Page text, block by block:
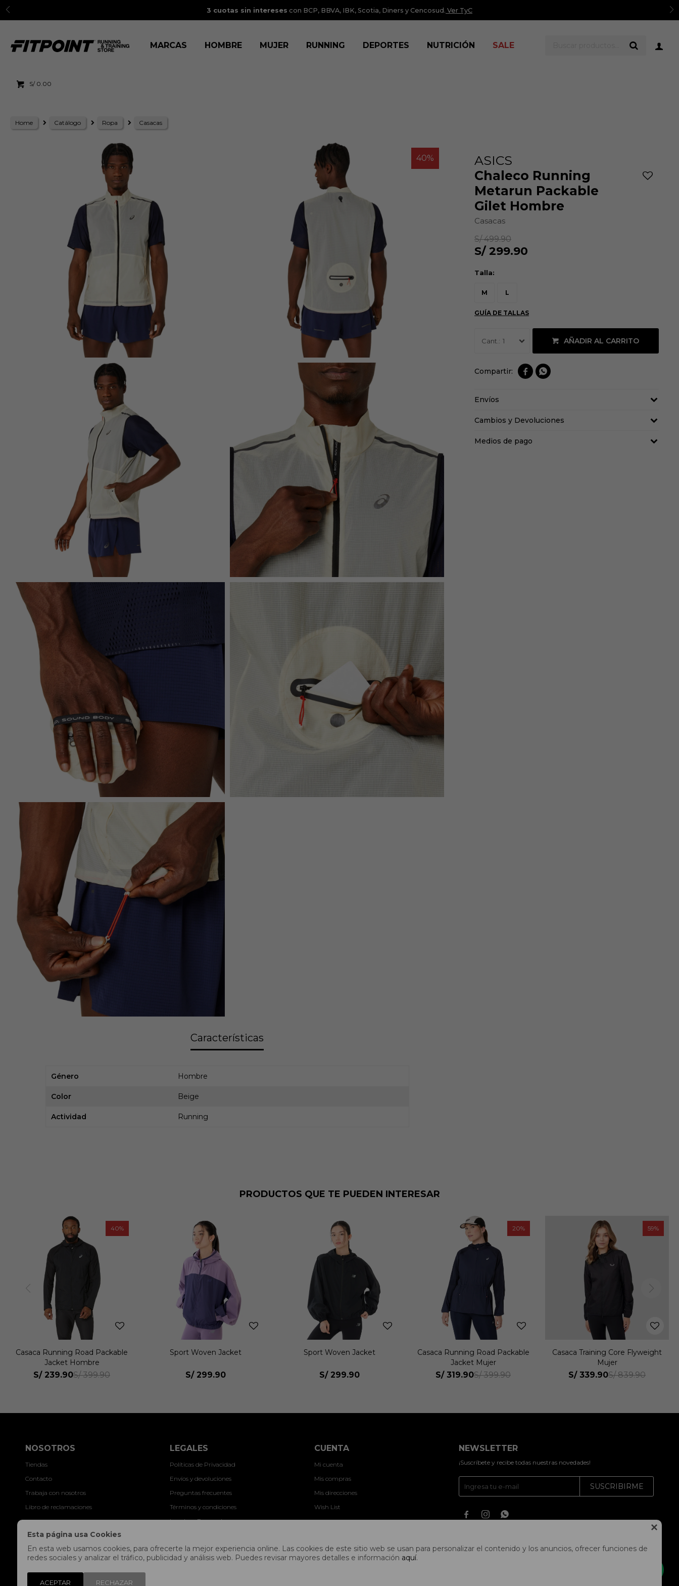

Esta página usa Cookies
En esta web usamos cookies, para ofrecerte la mejor experiencia online. Las cookies de este sitio web se usan para personalizar el contenido y los anuncios, ofrecer funciones de
redes sociales y analizar el tráfico, publicidad y análisis web. Puedes revisar mayores detalles e información aquí.
ACEPTAR RECHAZAR
3 cuotas sin intereses con BCP, BBVA, IBK, Scotia, Diners y Cencosud. Ver TyC
MARCAS HOMBRE MUJER RUNNING DEPORTES NUTRICIÓN SALE
S/ 0.00
Home Catálogo Ropa Casacas
40
Características
Género Hombre
Color Beige
Actividad Running
ASICS
Chaleco Running
Metarun Packable
Gilet Hombre
Casacas
S/ 299.90
S/ 499.90
Talla:
M L
GUÍA DE TALLAS
1 AÑADIR AL CARRITO
 
Envíos
Cambios y Devoluciones
Medios de pago
PRODUCTOS QUE TE PUEDEN INTERESAR
40
Casaca Running Road Packable
Jacket Hombre
S/ 239.90S/ 399.90
Sport Woven Jacket
S/ 299.90
Sport Woven Jacket
S/ 299.90
20
Casaca Running Road Packable
Jacket Mujer
S/ 319.90S/ 399.90
59
Casaca Training Core Flyweight
Mujer
S/ 339.90S/ 839.90
NOSOTROS
Tiendas
Contacto
Trabaja con nosotros
Libro de reclamaciones
LEGALES
Políticas de Privacidad
Envíos y devoluciones
Preguntas frecuentes
Términos y condiciones
Legales y Promociones
CUENTA
Mi cuenta
Mis compras
Mis direcciones
Wish List
NEWSLETTER
¡Suscríbete y recibe todas nuestras novedades!
SUSCRIBIRME
  